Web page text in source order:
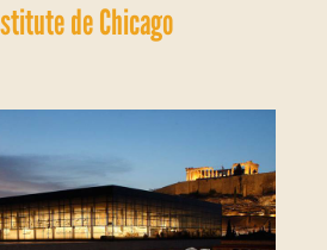
de Chicago